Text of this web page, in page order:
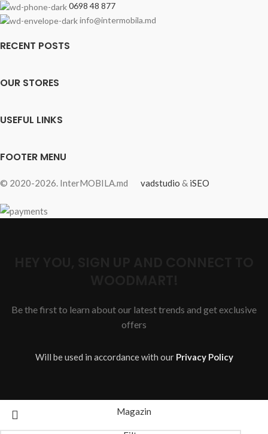
0698 48 877
info@intermobila.md
RECENT POSTS
OUR STORES
USEFUL LINKS
FOOTER MENU
© 2020-2026. InterMOBILA.md vadstudio & iSEO
Be the first to learn about our latest trends and get exclusive
offers
Will be used in accordance with our Privacy Policy
Magazin